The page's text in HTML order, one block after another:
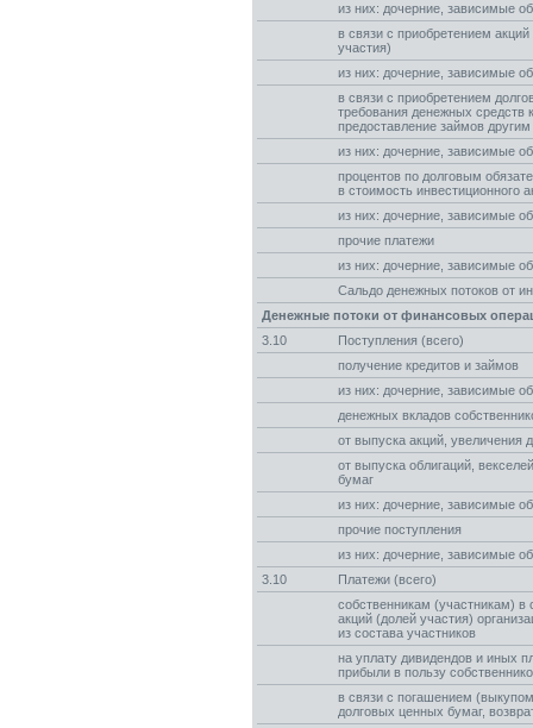
из них: дочерние, зависимые
в связи с приобретением акций
участия)
из них: дочерние, зависимые
в связи с приобретением
требования денежных средств
предоставление займов
из них: дочерние, зависимые
процентов по долговым
в стоимость инвестиционного
из них: дочерние, зависимые
прочие платежи
из них: дочерние, зависимые
Сальдо денежных потоков от
Денежные потоки от финансовых
3.10
Поступления (всего)
получение кредитов и займов
из них: дочерние, зависимые
денежных вкладов
от выпуска акций, увеличения
от выпуска облигаций,
бумаг
из них: дочерние, зависимые
прочие поступления
из них: дочерние, зависимые
3.10
Платежи (всего)
собственникам (участникам) в
акций (долей участия)
из состава участников
на уплату дивидендов и иных
прибыли в пользу
в связи с погашением
долговых ценных бумаг,